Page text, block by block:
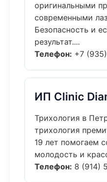
оригинальными
современными
Безопасность и
результат....
Телефон: +7
ИП Clinic
Трихология в
трихология
19 лет помогаем
молодость и
Телефон: 8 (914)